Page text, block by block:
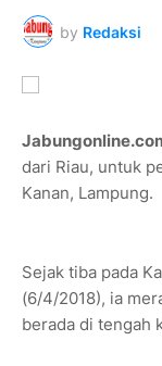
by Redaksi
dari Riau, untuk
Kanan, Lampung.
Sejak tiba pada
(6/4/2018), ia
berada di tengah